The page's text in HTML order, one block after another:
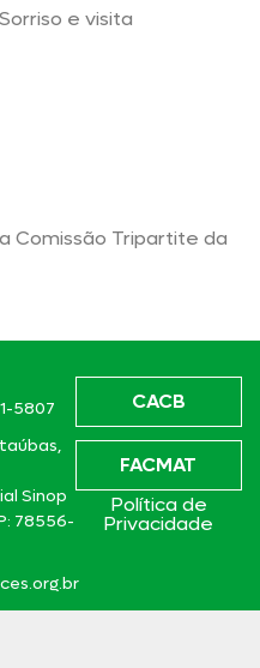
e visita
Comissão Tripartite da
5807
Sinop
78556-
CACB
FACMAT
Política de
Privacidade